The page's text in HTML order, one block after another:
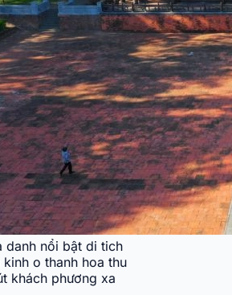
danh nổi bật di tich
kinh o thanh hoa thu
khách phương xa